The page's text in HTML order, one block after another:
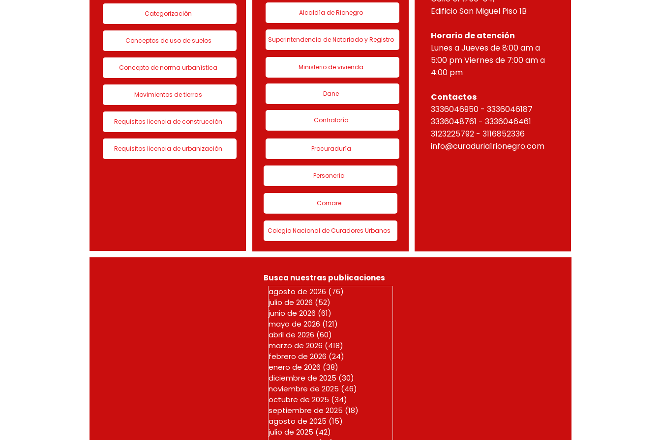
Categorización
Conceptos de uso de suelos
Concepto de norma urbanística
Movimientos de tierras
Requisitos licencia de construcción
Requisitos licencia de urbanización
Alcaldía de Rionegro
Superintendencia de Notariado y Registro
Ministerio de vivienda
Dane
Contraloría
Procuraduría
Personería
Cornare
Colegio Nacional de Curadores Urbanos
Edificio San Miguel Piso 1B
Horario de atención
Lunes a Jueves de 8:00 am a
5:00 pm Viernes de 7:00 am a
4:00 pm
Contactos
3336046950 - 3336046187
3336048761 - 3336046461
3123225792 - 3116852336
info@curaduria1rionegro.com
Busca nuestras publicaciones
agosto de 2026 (76)
julio de 2026 (52)
junio de 2026 (61)
mayo de 2026 (121)
abril de 2026 (60)
marzo de 2026 (418)
febrero de 2026 (24)
enero de 2026 (38)
diciembre de 2025 (30)
noviembre de 2025 (46)
octubre de 2025 (34)
septiembre de 2025 (18)
agosto de 2025 (15)
julio de 2025 (42)